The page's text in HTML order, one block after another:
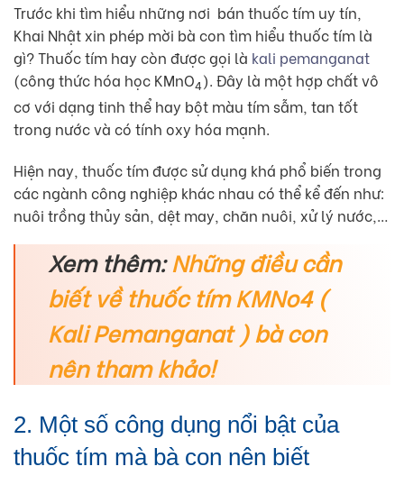
Trước khi tìm hiểu những nơi bán thuốc tím uy tín,
Khai Nhật xin phép mời bà con tìm hiểu thuốc tím là
gì? Thuốc tím hay còn được gọi là kali pemanganat
(công thức hóa học KMnO4). Đây là một hợp chất vô
cơ với dạng tinh thể hay bột màu tím sẫm, tan tốt
trong nước và có tính oxy hóa mạnh.
Hiện nay, thuốc tím được sử dụng khá phổ biến trong
các ngành công nghiệp khác nhau có thể kể đến như:
nuôi trồng thủy sản, dệt may, chăn nuôi, xử lý nước,…
Xem thêm:Những điều cần
biết về thuốc tím KMNo4 (
Kali Pemanganat ) bà con
nên tham khảo!
2. Một số công dụng nổi bật của
thuốc tím mà bà con nên biết